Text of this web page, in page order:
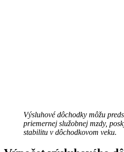
Výsluhové dôchodky môžu
priemernej služobnej mzdy,
stabilitu v dôchodkovom veku.